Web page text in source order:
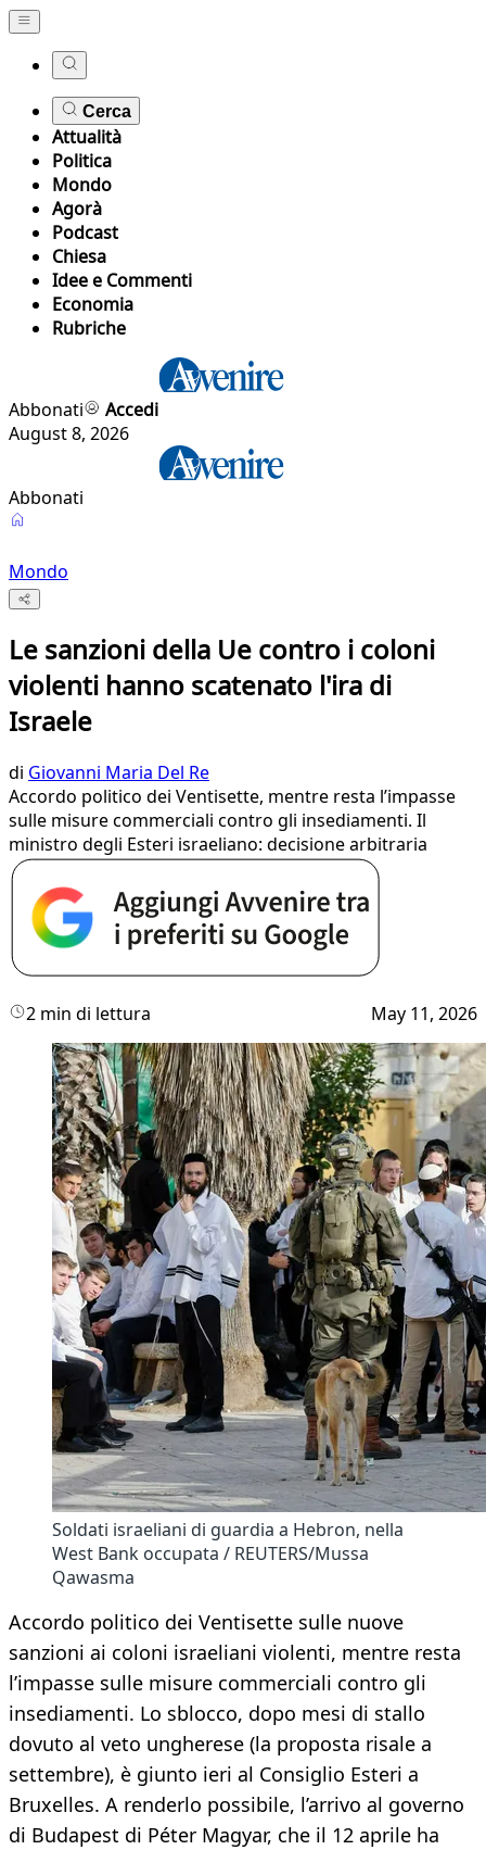
Cerca
Attualità
Politica
Mondo
Agorà
Podcast
Chiesa
Idee e Commenti
Economia
Rubriche
Abbonati
Accedi
August 8, 2026
Abbonati
Mondo
Le sanzioni della Ue contro i coloni
violenti hanno scatenato l'ira di
Israele
di Giovanni Maria Del Re
Accordo politico dei Ventisette, mentre resta l’impasse
sulle misure commerciali contro gli insediamenti. Il
ministro degli Esteri israeliano: decisione arbitraria
2 min di lettura May 11, 2026
Soldati israeliani di guardia a Hebron, nella
West Bank occupata / REUTERS/Mussa
Qawasma
Accordo politico dei Ventisette sulle nuove
sanzioni ai coloni israeliani violenti, mentre resta
l’impasse sulle misure commerciali contro gli
insediamenti. Lo sblocco, dopo mesi di stallo
dovuto al veto ungherese (la proposta risale a
settembre), è giunto ieri al Consiglio Esteri a
Bruxelles. A renderlo possibile, l’arrivo al governo
di Budapest di Péter Magyar, che il 12 aprile ha